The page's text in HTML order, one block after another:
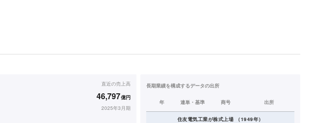
直近の売上高
46,797億円
2025年3月期
長期業績を構成するデータの出所
年 連単・基準 商号 出所
住友電気工業が株式上場 （1949年）